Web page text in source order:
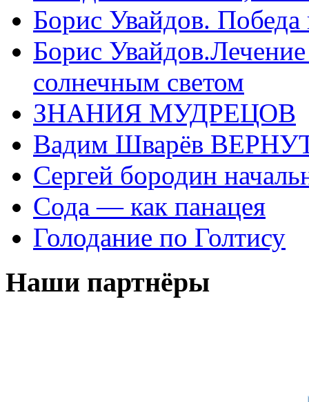
Борис Увайдов.
Борис
солнечным светом
ЗНАНИЯ МУДРЕЦОВ
Вадим Шварёв
Сергей бородин
Сода — как панацея
Голодание по Голтису
Наши партнёры